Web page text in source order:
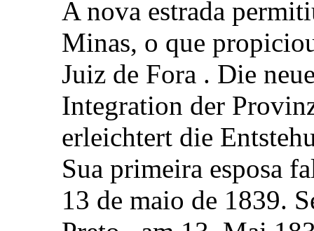
A nova estrada
Minas, o que
Juiz de Fora . Die
Integration der
erleichtert die
Sua primeira esposa
13 de maio de 1839.